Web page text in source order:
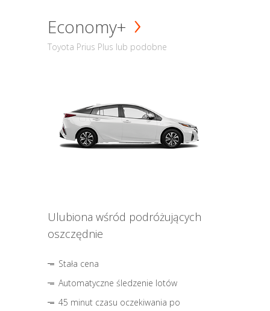
Economy+
Toyota Prius Plus lub podobne
Ulubiona wśród podróżujących
oszczędnie
Stała cena
Automatyczne śledzenie lotów
45 minut czasu oczekiwania po